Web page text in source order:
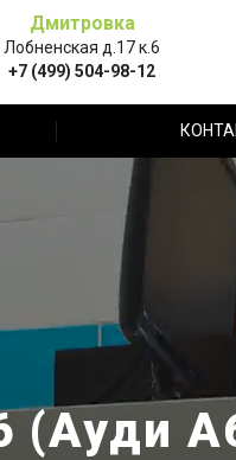
Дмитровка
Лобненская д.17 к.6
+7 (499) 504-98-12
(Ауди